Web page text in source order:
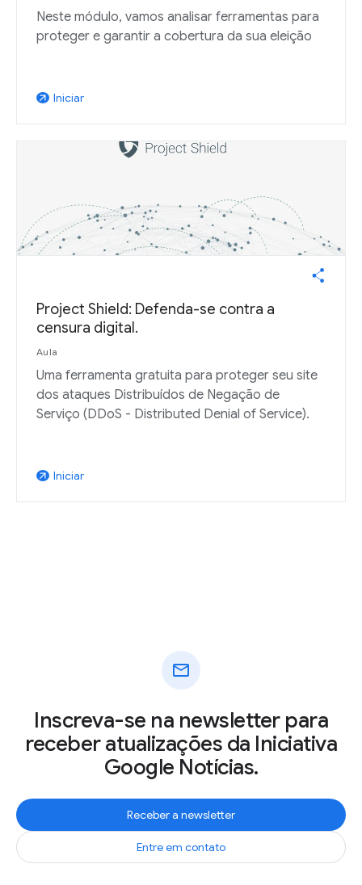
Neste módulo, vamos analisar ferramentas para
proteger e garantir a cobertura da sua eleição
arrow_outward Iniciar
Project Shield: Defenda-se contra a
censura digital.
Aula
Uma ferramenta gratuita para proteger seu site
dos ataques Distribuídos de Negação de
Serviço (DDoS - Distributed Denial of Service).
arrow_outward Iniciar
mail
Inscreva-se na newsletter para
receber atualizações da Iniciativa
Google Notícias.
Receber a newsletter
Entre em contato